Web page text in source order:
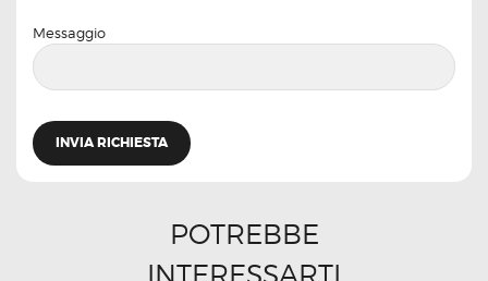
Messaggio
POTREBBE
INTERESSARTI